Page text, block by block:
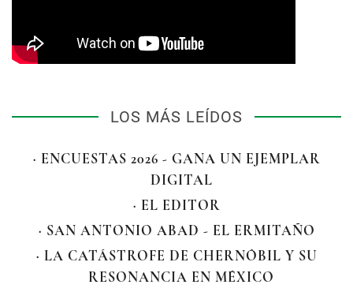
LOS MÁS LEÍDOS
· ENCUESTAS 2026 - GANA UN EJEMPLAR
DIGITAL
· EL EDITOR
· SAN ANTONIO ABAD - EL ERMITAÑO
· LA CATÁSTROFE DE CHERNÓBIL Y SU
RESONANCIA EN MÉXICO